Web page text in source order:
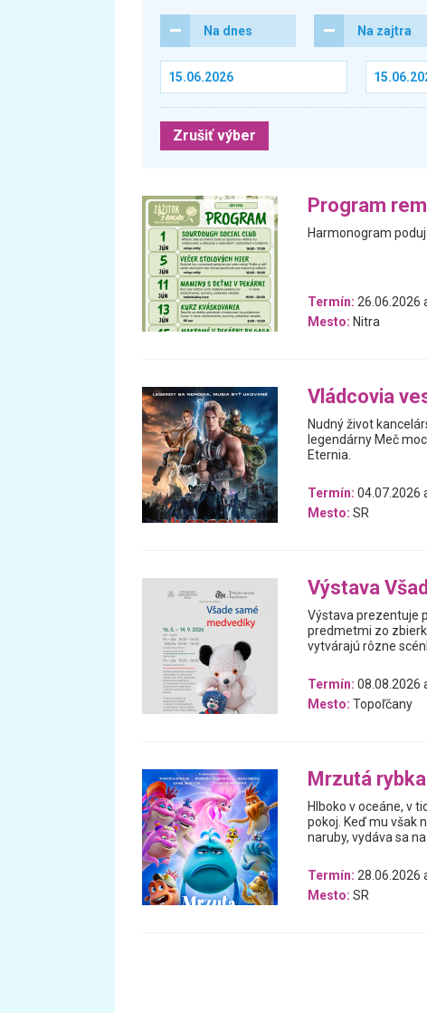
Na dnes Na zajtra
Zrušiť výber
Program
Harmonogram
Termín: 26.06.2026
Mesto: Nitra
Vládcovia
Nudný život
legendárny Meč
Eternia.
Termín: 04.07.2026
Mesto: SR
Výstava
Výstava prezentuje
predmetmi zo
vytvárajú rôzne
Termín: 08.08.2026
Mesto: Topoľčany
Mrzutá rybka
Hlboko v oceáne, v
pokoj. Keď mu však
naruby, vydáva sa
Termín: 28.06.2026
Mesto: SR